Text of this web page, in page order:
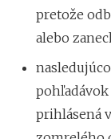
pretože
alebo
pohľadávok
prihlásená